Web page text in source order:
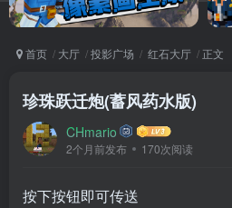
首页 大厅 投影广场 红石大厅 正文
珍珠跃迁炮(蓄风药水版)
CHmario
2个月前发布 170次阅读
按下按钮即可传送